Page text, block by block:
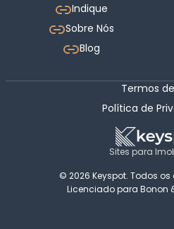
Indique
Sobre Nós
Blog
Termos
Política de
Sites para
© 2026 Keyspot. Todos
Licenciado para Bonon